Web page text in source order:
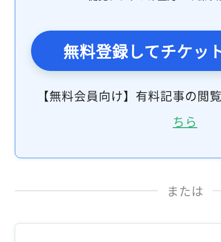
無料登録してチケッ
【無料会員向け】有料記事の閲
ちら
または